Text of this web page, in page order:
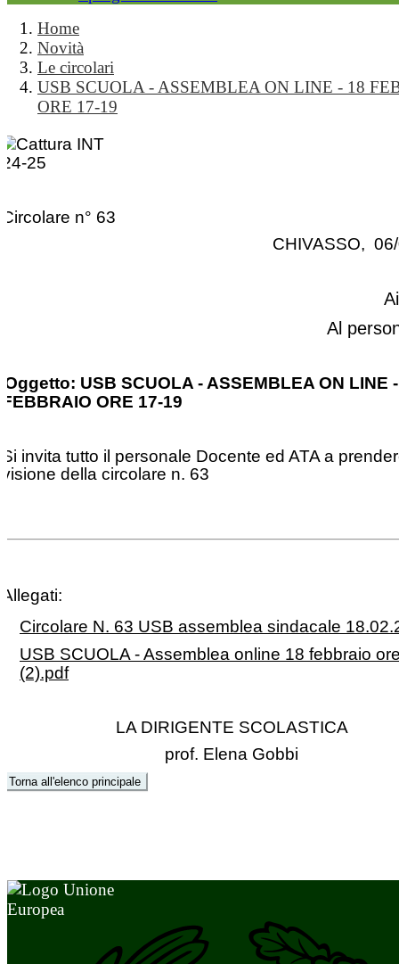
Home
Novità
Le circolari
USB SCUOLA - ASSEMBLEA ON LINE - 18
ORE 17-19
Circolare n° 63
CHIVASSO,
Al
Oggetto: USB SCUOLA - ASSEMBLEA ON LINE
FEBBRAIO ORE 17-19
Si invita tutto il personale Docente ed ATA a
visione della circolare n. 63
Allegati:
Circolare N. 63 USB assemblea sindacale
USB SCUOLA - Assemblea online 18 febbraio
(2).pdf
LA DIRIGENTE SCOLASTICA
prof. Elena Gobbi
Torna all'elenco principale